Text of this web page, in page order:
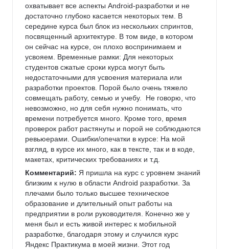
охватывает все аспекты Android-разработки и не
достаточно глубоко касается некоторых тем. В
середине курса был блок из нескольких спринтов,
посвященный архитектуре. В том виде, в котором
он сейчас на курсе, он плохо воспринимаем и
усвояем. Временные рамки: Для некоторых
студентов сжатые сроки курса могут быть
недостаточными для усвоения материала или
разработки проектов. Порой было очень тяжело
совмещать работу, семью и учебу.  Не говорю, что
невозможно, но для себя нужно понимать, что
времени потребуется много. Кроме того, время
проверок работ растянуты и порой не соблюдаются
ревьюерами. Ошибки/опечатки в курсе: На мой
взгляд, в курсе их много, как в тексте, так и в коде,
макетах, критических требованиях и т.д.
Комментарий: Я пришла на курс с уровнем знаний
близким к нулю в области Android разработки. За
плечами было только высшее техническое
образование и длительный опыт работы на
предприятии в роли руководителя. Конечно же у
меня был и есть живой интерес к мобильной
разработке, благодаря этому и случился курс
Яндекс Практикума в моей жизни. Этот год